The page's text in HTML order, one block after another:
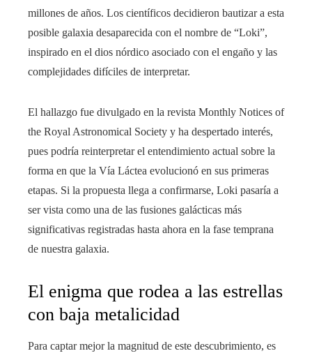
millones de años. Los científicos decidieron bautizar a esta
posible galaxia desaparecida con el nombre de “Loki”,
inspirado en el dios nórdico asociado con el engaño y las
complejidades difíciles de interpretar.
El hallazgo fue divulgado en la revista Monthly Notices of
the Royal Astronomical Society y ha despertado interés,
pues podría reinterpretar el entendimiento actual sobre la
forma en que la Vía Láctea evolucionó en sus primeras
etapas. Si la propuesta llega a confirmarse, Loki pasaría a
ser vista como una de las fusiones galácticas más
significativas registradas hasta ahora en la fase temprana
de nuestra galaxia.
El enigma que rodea a las estrellas
con baja metalicidad
Para captar mejor la magnitud de este descubrimiento, es